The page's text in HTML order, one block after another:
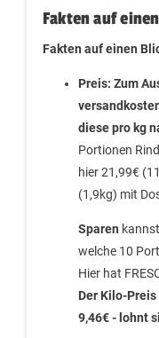
Fakten auf
Fakten auf einen
Preis: Zum
diese pro kg
Portionen
hier 21,99€
(1,9kg) mit
Sparen
welche 10
Hier hat
Der Kilo-
9,46€ - lohnt